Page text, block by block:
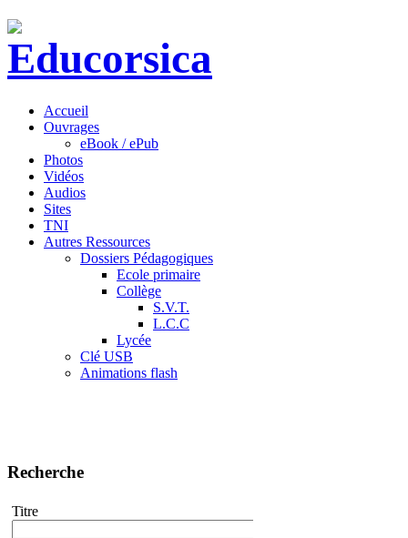
Accueil
Ouvrages
eBook / ePub
Photos
Vidéos
Audios
Sites
TNI
Autres Ressources
Dossiers Pédagogiques
Ecole primaire
Collège
S.V.T.
L.C.C
Lycée
Clé USB
Animations flash
Recherche
Titre